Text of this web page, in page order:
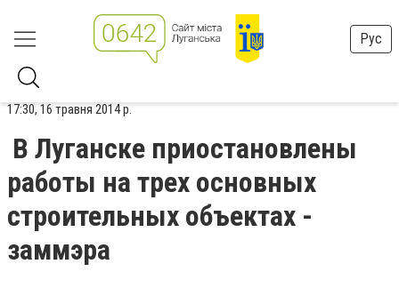
Рус
17:30, 16 травня 2014 р.
В Луганске приостановлены
работы на трех основных
строительных объектах -
заммэра